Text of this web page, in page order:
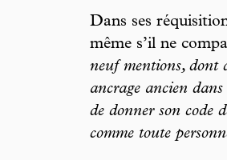
Dans ses
même s’il ne
neuf mentions, dont
ancrage ancien
de donner son code
comme toute